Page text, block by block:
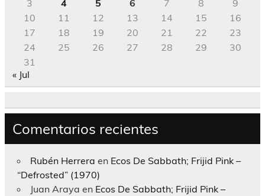
3
4 5 6 7 8
9
10
11 12 13 14 15
16
17
18 19 20 21 22
23
24
25 26 27 28 29
30
31
« Jul
Comentarios recientes
Rubén Herrera en Ecos De Sabbath; Frijid Pink –
“Defrosted” (1970)
Juan Araya en Ecos De Sabbath; Frijid Pink –